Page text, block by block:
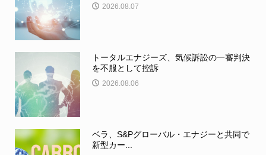
2026.08.07
トータルエナジーズ、気候訴訟の一審判決
を不服として控訴
2026.08.06
ベラ、S&Pグローバル・エナジーと共同で
新型カー...